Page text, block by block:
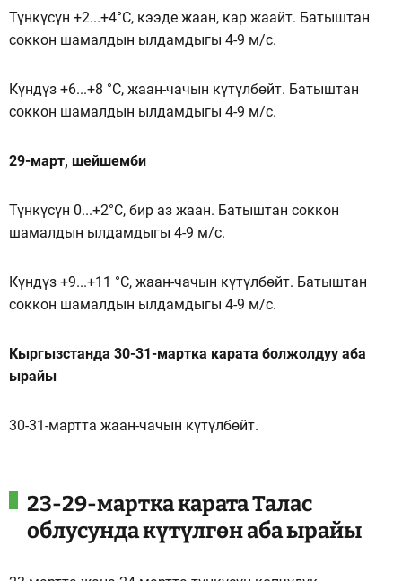
Түнкүсүн +2...+4°C, кээде жаан, кар жаайт. Батыштан
соккон шамалдын ылдамдыгы 4-9 м/с.
Күндүз +6...+8 °C, жаан-чачын күтүлбөйт. Батыштан
соккон шамалдын ылдамдыгы 4-9 м/с.
29-март, шейшемби
Түнкүсүн 0...+2°C, бир аз жаан. Батыштан соккон
шамалдын ылдамдыгы 4-9 м/с.
Күндүз +9...+11 °C, жаан-чачын күтүлбөйт. Батыштан
соккон шамалдын ылдамдыгы 4-9 м/с.
Кыргызстанда 30-31-мартка карата болжолдуу аба
ырайы
30-31-мартта жаан-чачын күтүлбөйт.
23-29-мартка карата Талас
облусунда күтүлгөн аба ырайы